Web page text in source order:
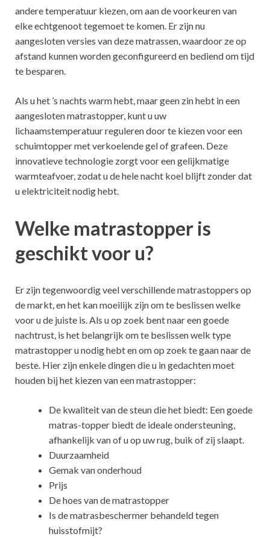
andere temperatuur kiezen, om aan de voorkeuren van
elke echtgenoot tegemoet te komen. Er zijn nu
aangesloten versies van deze matrassen, waardoor ze op
afstand kunnen worden geconfigureerd en bediend om tijd
te besparen.
Als u het ’s nachts warm hebt, maar geen zin hebt in een
aangesloten matrastopper, kunt u uw
lichaamstemperatuur reguleren door te kiezen voor een
schuimtopper met verkoelende gel of grafeen. Deze
innovatieve technologie zorgt voor een gelijkmatige
warmteafvoer, zodat u de hele nacht koel blijft zonder dat
u elektriciteit nodig hebt.
Welke matrastopper is
geschikt voor u?
Er zijn tegenwoordig veel verschillende matrastoppers op
de markt, en het kan moeilijk zijn om te beslissen welke
voor u de juiste is. Als u op zoek bent naar een goede
nachtrust, is het belangrijk om te beslissen welk type
matrastopper u nodig hebt en om op zoek te gaan naar de
beste. Hier zijn enkele dingen die u in gedachten moet
houden bij het kiezen van een matrastopper:
De kwaliteit van de steun die het biedt: Een goede
matras-topper biedt de ideale ondersteuning,
afhankelijk van of u op uw rug, buik of zij slaapt.
Duurzaamheid
Gemak van onderhoud
Prijs
De hoes van de matrastopper
Is de matrasbeschermer behandeld tegen
huisstofmijt?